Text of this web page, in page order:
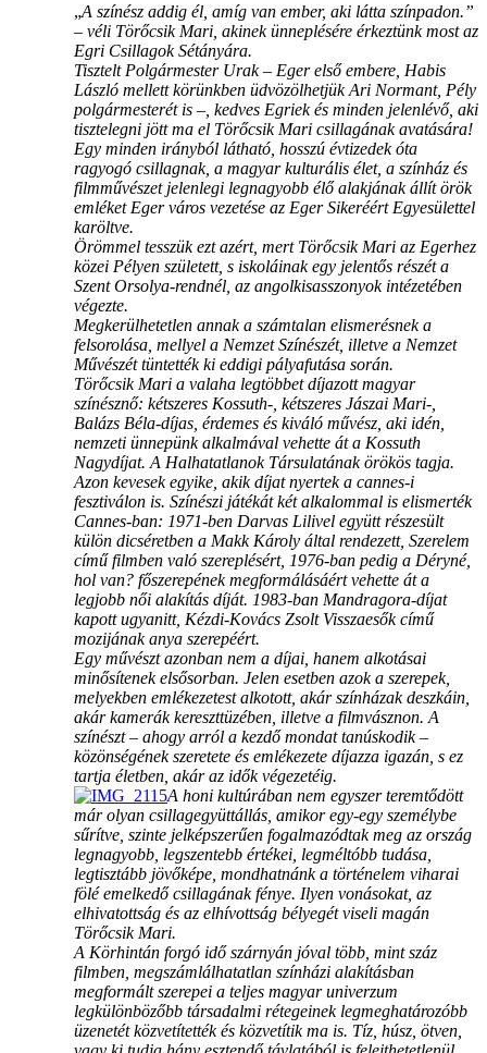
„A színész addig él, amíg van ember, aki látta színpadon.”
– véli Törőcsik Mari, akinek ünneplésére érkeztünk most az
Egri Csillagok Sétányára.
Tisztelt Polgármester Urak – Eger első embere, Habis
László mellett körünkben üdvözölhetjük Ari Normant, Pély
polgármesterét is –, kedves Egriek és minden jelenlévő, aki
tisztelegni jött ma el Törőcsik Mari csillagának avatására!
Egy minden irányból látható, hosszú évtizedek óta
ragyogó csillagnak, a magyar kulturális élet, a színház és
filmművészet jelenlegi legnagyobb élő alakjának állít örök
emléket Eger város vezetése az Eger Sikeréért Egyesülettel
karöltve.
Örömmel tesszük ezt azért, mert Törőcsik Mari az Egerhez
közei Pélyen született, s iskoláinak egy jelentős részét a
Szent Orsolya-rendnél, az angolkisasszonyok intézetében
végezte.
Megkerülhetetlen annak a számtalan elismerésnek a
felsorolása, mellyel a Nemzet Színészét, illetve a Nemzet
Művészét tüntették ki eddigi pályafutása során.
Törőcsik Mari a valaha legtöbbet díjazott magyar
színésznő: kétszeres Kossuth-, kétszeres Jászai Mari-,
Balázs Béla-díjas, érdemes és kiváló művész, aki idén,
nemzeti ünnepünk alkalmával vehette át a Kossuth
Nagydíjat. A Halhatatlanok Társulatának örökös tagja.
Azon kevesek egyike, akik díjat nyertek a cannes-i
fesztiválon is. Színészi játékát két alkalommal is elismerték
Cannes-ban: 1971-ben Darvas Lilivel együtt részesült
külön dicséretben a Makk Károly által rendezett, Szerelem
című filmben való szereplésért, 1976-ban pedig a Déryné,
hol van? főszerepének megformálásáért vehette át a
legjobb női alakítás díját. 1983-ban Mandragora-díjat
kapott ugyanitt, Kézdi-Kovács Zsolt Visszaesők című
mozijának anya szerepéért.
Egy művészt azonban nem a díjai, hanem alkotásai
minősítenek elsősorban. Jelen esetben azok a szerepek,
melyekben emlékezetest alkotott, akár színházak deszkáin,
akár kamerák kereszttüzében, illetve a filmvásznon. A
színészt – ahogy arról a kezdő mondat tanúskodik –
közönségének szeretete és emlékezete díjazza igazán, s ez
tartja életben, akár az idők végezetéig.
A honi kultúrában nem egyszer teremtődött
már olyan csillagegyüttállás, amikor egy-egy személybe
sűrítve, szinte jelképszerűen fogalmazódtak meg az ország
legnagyobb, legszentebb értékei, legméltóbb tudása,
legtisztább jövőképe, mondhatnánk a történelem viharai
fölé emelkedő csillagának fénye. Ilyen vonásokat, az
elhivatottság és az elhívottság bélyegét viseli magán
Törőcsik Mari.
A Körhintán forgó idő szárnyán jóval több, mint száz
filmben, megszámlálhatatlan színházi alakításban
megformált szerepei a teljes magyar univerzum
legkülönbözőbb társadalmi rétegeinek legmeghatározóbb
üzenetét közvetítették és közvetítik ma is. Tíz, húsz, ötven,